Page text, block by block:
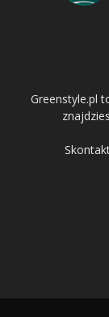
Greenstyle.pl